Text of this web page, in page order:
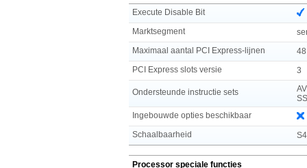
Execute Disable Bit
Marktsegment
Maximaal aantal PCI Express-lijnen
48
PCI Express slots versie
3
Ondersteunde instructie sets
Ingebouwde opties beschikbaar
Schaalbaarheid
Processor speciale functies